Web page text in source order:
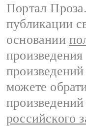
Портал
публикации
основании
можете
российского